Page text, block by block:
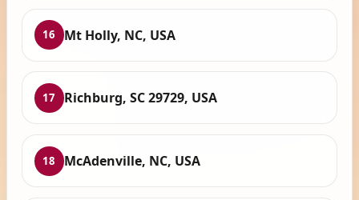
16 Mt Holly, NC, USA
17 Richburg, SC 29729, USA
18 McAdenville, NC, USA